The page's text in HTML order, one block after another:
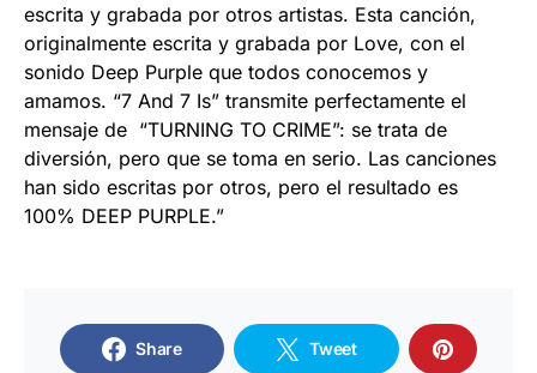
escrita y grabada por otros artistas. Esta canción,
originalmente escrita y grabada por Love, con el
sonido Deep Purple que todos conocemos y
amamos. “7 And 7 Is” transmite perfectamente el
mensaje de “TURNING TO CRIME”: se trata de
diversión, pero que se toma en serio. Las canciones
han sido escritas por otros, pero el resultado es
100% DEEP PURPLE.”
Share Tweet